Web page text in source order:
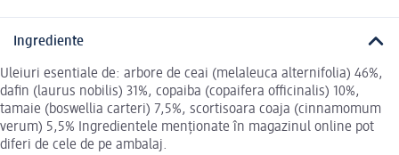
Ingrediente
Uleiuri esentiale de: arbore de ceai (melaleuca alternifolia) 46%,
dafin (laurus nobilis) 31%, copaiba (copaifera officinalis) 10%,
tamaie (boswellia carteri) 7,5%, scortisoara coaja (cinnamomum
verum) 5,5% Ingredientele menționate în magazinul online pot
diferi de cele de pe ambalaj.